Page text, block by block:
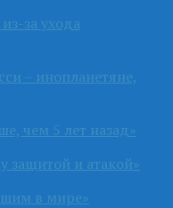
за ухода
– инопланетяне,
чем 5 лет назад»
защитой и атакой»
в мире»